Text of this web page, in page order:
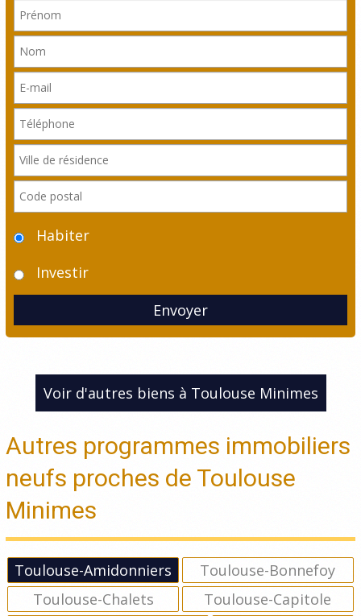
Habiter
Investir
Envoyer
Voir d'autres biens à Toulouse Minimes
Autres programmes immobiliers
neufs proches de Toulouse
Minimes
Toulouse-Amidonniers
Toulouse-Bonnefoy
Toulouse-Chalets
Toulouse-Capitole